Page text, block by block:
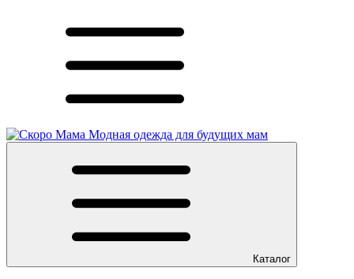
Модная одежда для будущих мам
Каталог